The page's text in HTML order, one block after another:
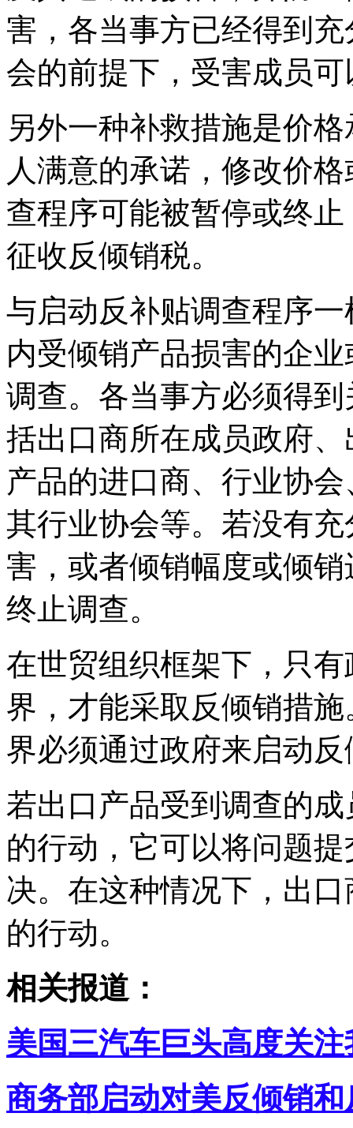
害，各当事方已经得到
会的前提下，受害成员
另外一种补救措施是价
人满意的承诺，修改价
查程序可能被暂停或终
征收反倾销税。
与启动反补贴调查程序
内受倾销产品损害的企
调查。各当事方必须得
括出口商所在成员政府
产品的进口商、行业协
其行业协会等。若没有
害，或者倾销幅度或倾
终止调查。
在世贸组织框架下，只
界，才能采取反倾销措
界必须通过政府来启动
若出口产品受到调查的
的行动，它可以将问题
决。在这种情况下，出
的行动。
相关报道：
美国三汽车巨头高度关
商务部启动对美反倾销